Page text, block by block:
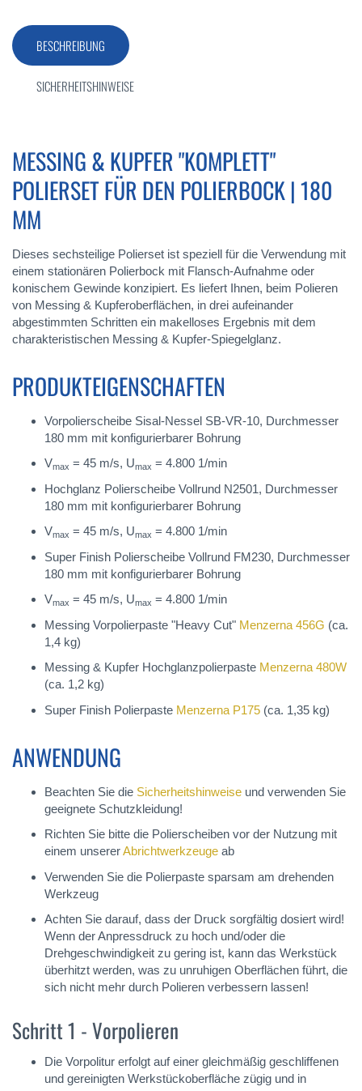
BESCHREIBUNG
MESSING & KUPFER "KOMPLETT"
POLIERSET FÜR DEN POLIERBOCK | 180
MM
Dieses sechsteilige Polierset ist speziell für die Verwendung mit
einem stationären Polierbock mit Flansch-Aufnahme oder
konischem Gewinde konzipiert. Es liefert Ihnen, beim Polieren
von Messing & Kupferoberflächen, in drei aufeinander
abgestimmten Schritten ein makelloses Ergebnis mit dem
charakteristischen Messing & Kupfer-Spiegelglanz.
PRODUKTEIGENSCHAFTEN
Vorpolierscheibe Sisal-Nessel SB-VR-10, Durchmesser
180 mm mit konfigurierbarer Bohrung
Vmax = 45 m/s, Umax = 4.800 1/min
Hochglanz Polierscheibe Vollrund N2501, Durchmesser
180 mm mit konfigurierbarer Bohrung
Vmax = 45 m/s, Umax = 4.800 1/min
Super Finish Polierscheibe Vollrund FM230, Durchmesser
180 mm mit konfigurierbarer Bohrung
Vmax = 45 m/s, Umax = 4.800 1/min
Messing Vorpolierpaste "Heavy Cut" Menzerna 456G (ca.
1,4 kg)
Messing & Kupfer Hochglanzpolierpaste Menzerna 480W
(ca. 1,2 kg)
Super Finish Polierpaste Menzerna P175 (ca. 1,35 kg)
ANWENDUNG
Beachten Sie die Sicherheitshinweise und verwenden Sie
geeignete Schutzkleidung!
Richten Sie bitte die Polierscheiben vor der Nutzung mit
einem unsererAbrichtwerkzeuge ab
Verwenden Sie die Polierpaste sparsam am drehenden
Werkzeug
Achten Sie darauf, dass der Druck sorgfältig dosiert wird!
Wenn der Anpressdruck zu hoch und/oder die
Drehgeschwindigkeit zu gering ist, kann das Werkstück
überhitzt werden, was zu unruhigen Oberflächen führt, die
sich nicht mehr durch Polieren verbessern lassen!
Schritt 1 - Vorpolieren
Die Vorpolitur erfolgt auf einer gleichmäßig geschliffenen
und gereinigten Werkstückoberfläche zügig und in
SICHERHEITSHINWEISE